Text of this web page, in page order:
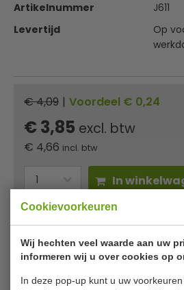
Cookievoorkeuren
Wij hechten veel waarde aan uw
informeren wij u over cookies op
In deze pop-up kunt u uw
Artikelnummer
J611
Levertijd
Op
€ 4,09 | Voordeel € 0,24
€ 3,85 excl. btw
€ 4,66 incl. btw
In
Ofbetaal1,55in 3 termijnen
✔ Gratis verzending* ✔ 24 uur